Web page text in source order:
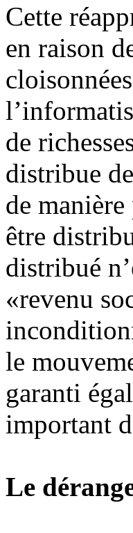
Cette
en raison
de
distribue
de
être
distribué
«revenu
le
garanti
important
Le